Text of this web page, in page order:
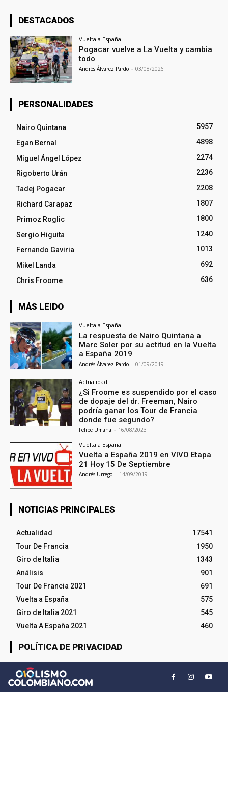
DESTACADOS
Vuelta a España
Pogacar vuelve a La Vuelta y cambia
todo
Andrés Álvarez Pardo - 03/08/2026
PERSONALIDADES
Nairo Quintana
5957
Egan Bernal
4898
Miguel Ángel López
2274
Rigoberto Urán
2236
Tadej Pogacar
2208
Richard Carapaz
1807
Primoz Roglic
1800
Sergio Higuita
1240
Fernando Gaviria
1013
Mikel Landa
692
Chris Froome
636
MÁS LEIDO
Vuelta a España
La respuesta de Nairo Quintana a
Marc Soler por su actitud en la Vuelta
a España 2019
Andrés Álvarez Pardo - 01/09/2019
Actualidad
¿Si Froome es suspendido por el caso
de dopaje del dr. Freeman, Nairo
podría ganar los Tour de Francia
donde fue segundo?
Felipe Umaña - 16/08/2023
Vuelta a España
Vuelta a España 2019 en VIVO Etapa
21 Hoy 15 De Septiembre
Andrés Urrego - 14/09/2019
NOTICIAS PRINCIPALES
Actualidad
17541
Tour De Francia
1950
Giro de Italia
1343
Análisis
901
Tour De Francia 2021
691
Vuelta a España
575
Giro de Italia 2021
545
Vuelta A España 2021
460
POLÍTICA DE PRIVACIDAD